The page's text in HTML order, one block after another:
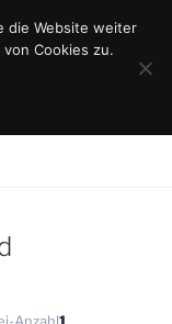
die Website weiter
Cookies zu.